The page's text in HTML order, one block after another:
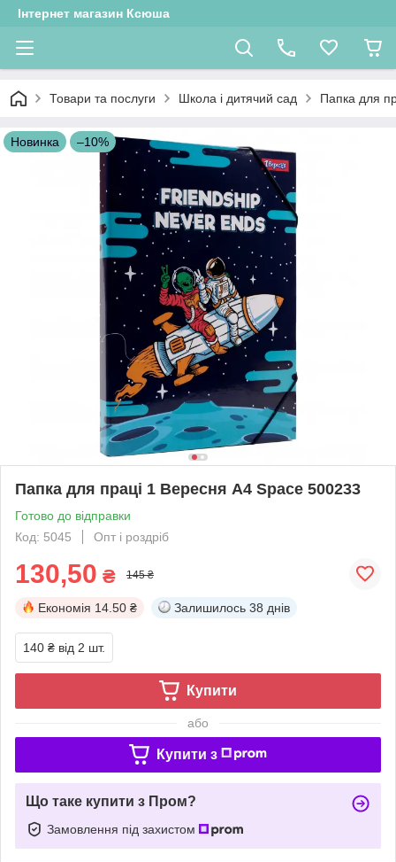
Інтернет магазин Ксюша
Товари та послуги Школа і дитячий сад Папка для
Новинка –10%
Папка для праці 1 Вересня A4 Space 500233
Готово до відправки
Код: 5045
Опт і роздріб
130,50 ₴ 145 ₴
Економія 14.50 ₴ Залишилось 38 днів
140 ₴ від 2 шт.
Купити
або
Купити з
Що таке купити з Пром?
Замовлення під захистом